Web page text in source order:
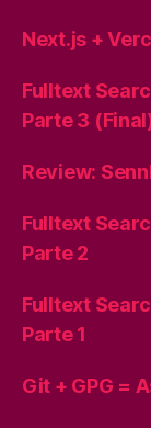
Next.js +
Fulltext
Parte 3
Review:
Fulltext
Parte 2
Fulltext
Parte 1
Git + GPG =